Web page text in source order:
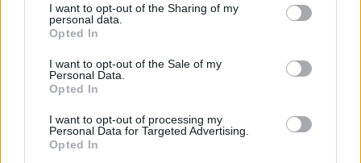
I want to opt-out of the Sharing of my
personal data.
Opted In
I want to opt-out of the Sale of my
Personal Data.
Opted In
I want to opt-out of processing my
Personal Data for Targeted Advertising.
Opted In